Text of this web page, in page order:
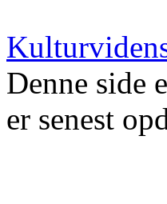
Denne side
er senest